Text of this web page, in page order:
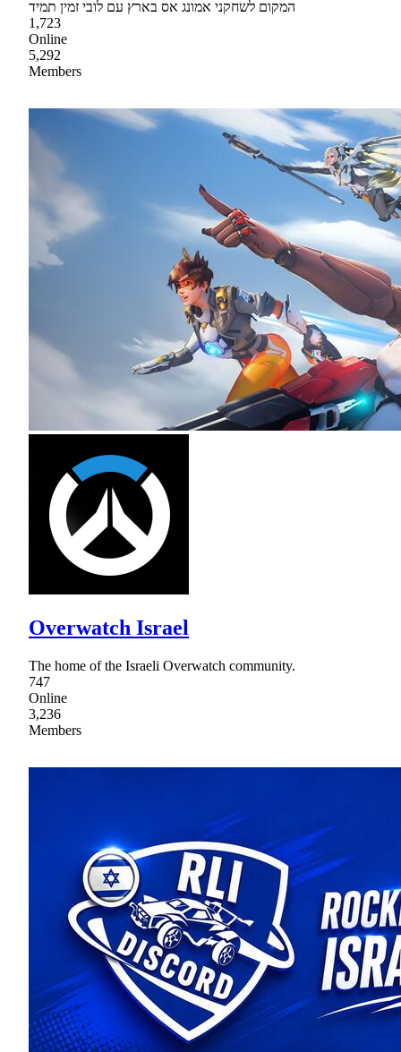
המקום לשחקני אמונג אס בארץ עם לובי זמין תמיד
1,723
Online
5,292
Members
Overwatch Israel
The home of the Israeli Overwatch community.
747
Online
3,236
Members